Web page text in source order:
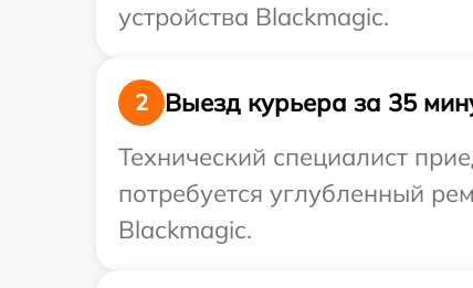
устройства Blackmagic.
2
Выезд курьера за 35
Технический специалист
потребуется углубленный
Blackmagic.